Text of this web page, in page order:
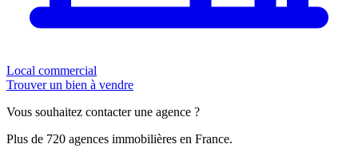
Local commercial
Trouver un bien à vendre
Vous souhaitez contacter une agence ?
Plus de 720 agences immobilières en France.